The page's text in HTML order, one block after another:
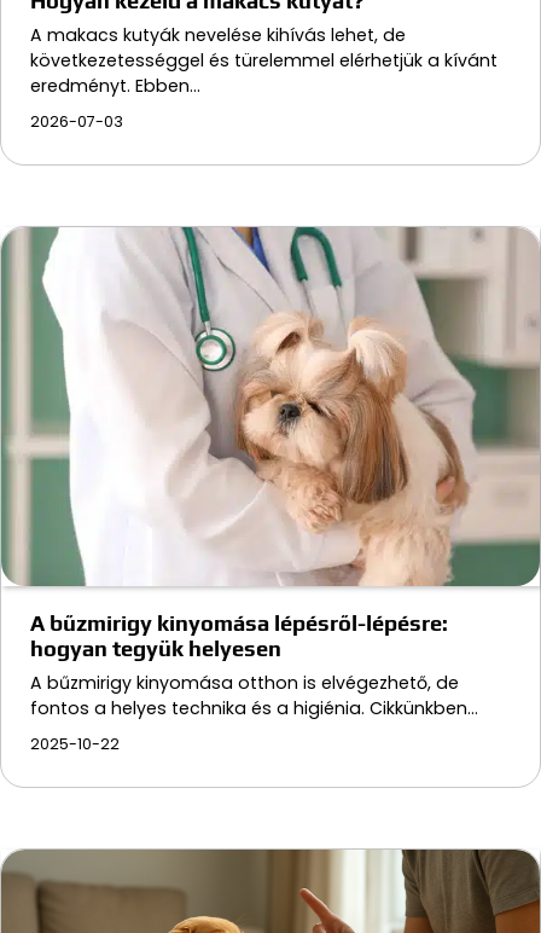
A makacs kutyák nevelése kihívás lehet, de
következetességgel és türelemmel elérhetjük a kívánt
eredményt. Ebben…
2026-07-03
A bűzmirigy kinyomása lépésről-lépésre:
hogyan tegyük helyesen
A bűzmirigy kinyomása otthon is elvégezhető, de
fontos a helyes technika és a higiénia. Cikkünkben…
2025-10-22